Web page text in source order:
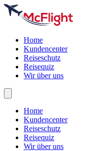
Home
Kundencenter
Reiseschutz
Reisequiz
Wir über uns
Home
Kundencenter
Reiseschutz
Reisequiz
Wir über uns